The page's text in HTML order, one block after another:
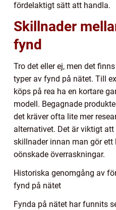
fördelaktigt sätt att handla.
Skillnader
fynd
Tro det eller ej, men det
typer av fynd på nätet. Till
köps på rea ha en kortare
modell. Begagnade
det kräver ofta lite mer
alternativet. Det är viktigt
skillnader innan man gör ett
oönskade överraskningar.
Historiska genomgång av
fynd på nätet
Fynda på nätet har funnits